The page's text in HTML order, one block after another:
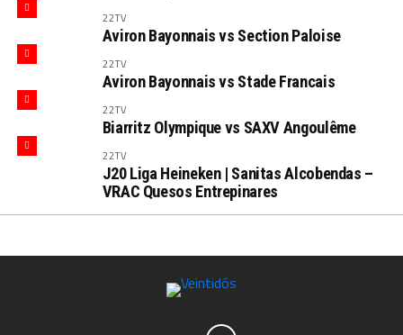
22TV
Aviron Bayonnais vs Section Paloise
22TV
Aviron Bayonnais vs Stade Francais
22TV
Biarritz Olympique vs SAXV Angoulême
22TV
J20 Liga Heineken | Sanitas Alcobendas –
VRAC Quesos Entrepinares